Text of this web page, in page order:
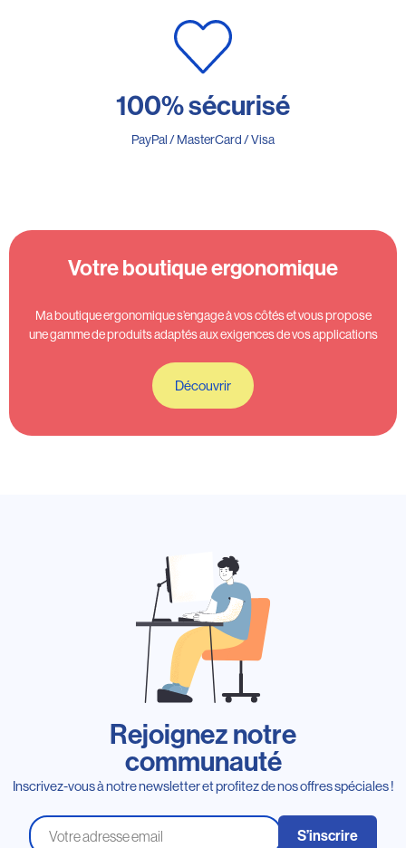
100% sécurisé
PayPal / MasterCard / Visa
Votre boutique ergonomique
Ma boutique ergonomique s’engage à vos côtés et vous propose
une gamme de produits adaptés aux exigences de vos applications
Découvrir
Rejoignez notre
communauté
Inscrivez-vous à notre newsletter et profitez de nos offres spéciales !
S’inscrire